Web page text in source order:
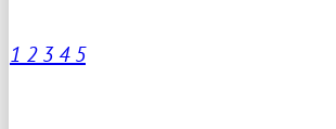
1 2345